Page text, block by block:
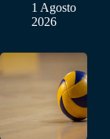
1 Agosto
2026